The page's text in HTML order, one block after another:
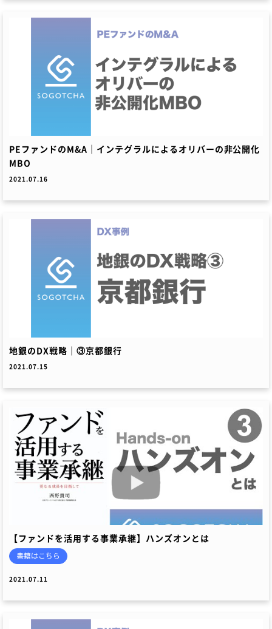
PEファンドのM&A｜インテグラルによるオリバーの非公開化
MBO
2021.07.16
地銀のDX戦略｜③京都銀行
2021.07.15
【ファンドを活用する事業承継】ハンズオンとは
書籍はこちら
2021.07.11